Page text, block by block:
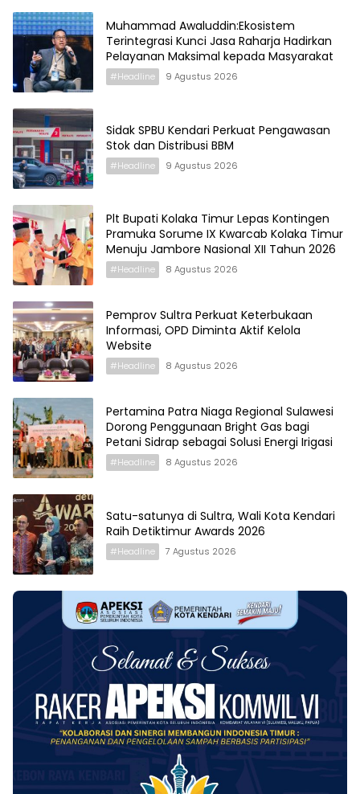
Muhammad Awaluddin:Ekosistem
Terintegrasi Kunci Jasa Raharja Hadirkan
Pelayanan Maksimal kepada Masyarakat
#Headline 9 Agustus 2026
Sidak SPBU Kendari Perkuat Pengawasan
Stok dan Distribusi BBM
#Headline 9 Agustus 2026
Plt Bupati Kolaka Timur Lepas Kontingen
Pramuka Sorume IX Kwarcab Kolaka Timur
Menuju Jambore Nasional XII Tahun 2026
#Headline 8 Agustus 2026
Pemprov Sultra Perkuat Keterbukaan
Informasi, OPD Diminta Aktif Kelola
Website
#Headline 8 Agustus 2026
Pertamina Patra Niaga Regional Sulawesi
Dorong Penggunaan Bright Gas bagi
Petani Sidrap sebagai Solusi Energi Irigasi
#Headline 8 Agustus 2026
Satu-satunya di Sultra, Wali Kota Kendari
Raih Detiktimur Awards 2026
#Headline 7 Agustus 2026